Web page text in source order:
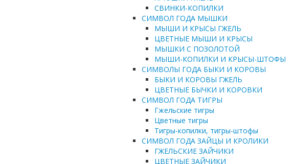
СВИНКИ-КОПИЛКИ
СИМВОЛ ГОДА МЫШКИ
МЫШИ И КРЫСЫ ГЖЕЛЬ
ЦВЕТНЫЕ МЫШИ И КРЫСЫ
МЫШКИ С ПОЗОЛОТОЙ
МЫШИ-КОПИЛКИ И КРЫСЫ-ШТОФЫ
СИМВОЛЫ ГОДА БЫКИ И КОРОВЫ
БЫКИ И КОРОВЫ ГЖЕЛЬ
ЦВЕТНЫЕ БЫЧКИ И КОРОВКИ
СИМВОЛ ГОДА ТИГРЫ
Гжельские тигры
Цветные тигры
Тигры-копилки, тигры-штофы
СИМВОЛ ГОДА ЗАЙЦЫ И КРОЛИКИ
ГЖЕЛЬСКИЕ ЗАЙЧИКИ
ЦВЕТНЫЕ ЗАЙЧИКИ